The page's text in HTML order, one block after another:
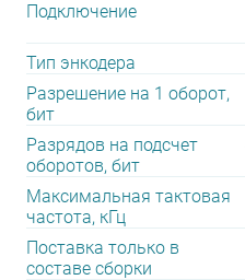
Подключение
Тип энкодера
Разрешение на 1 оборот,
бит
Разрядов на подсчет
оборотов, бит
Максимальная тактовая
частота, кГц
Поставка только в
составе сборки